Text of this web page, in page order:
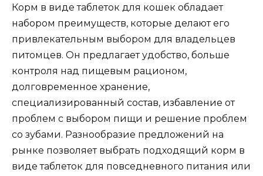
Корм в виде таблеток для кошек обладает
набором преимуществ, которые делают его
привлекательным выбором для владельцев
питомцев. Он предлагает удобство, больше
контроля над пищевым рационом,
долговременное хранение,
специализированный состав, избавление от
проблем с выбором пищи и решение проблем
со зубами. Разнообразие предложений на
рынке позволяет выбрать подходящий корм в
виде таблеток для повседневного питания или